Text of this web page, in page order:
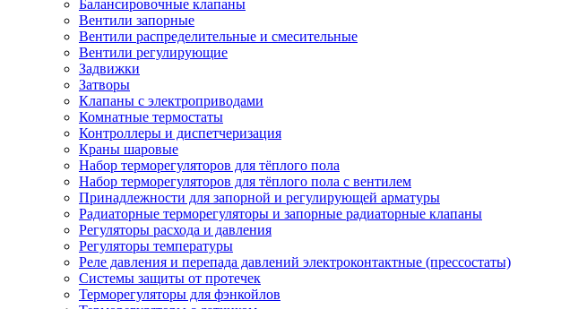
Балансировочные клапаны
Вентили запорные
Вентили распределительные и смесительные
Вентили регулирующие
Задвижки
Затворы
Клапаны с электроприводами
Комнатные термостаты
Контроллеры и диспетчеризация
Краны шаровые
Набор терморегуляторов для тёплого пола
Набор терморегуляторов для тёплого пола с вентилем
Принадлежности для запорной и регулирующей арматуры
Радиаторные терморегуляторы и запорные радиаторные клапаны
Регуляторы расхода и давления
Регуляторы температуры
Реле давления и перепада давлений электроконтактные (прессостаты)
Системы защиты от протечек
Терморегуляторы для фэнкойлов